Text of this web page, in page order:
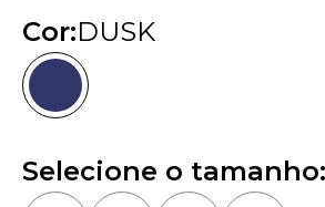
Cor:DUSK
Selecione o tamanho: